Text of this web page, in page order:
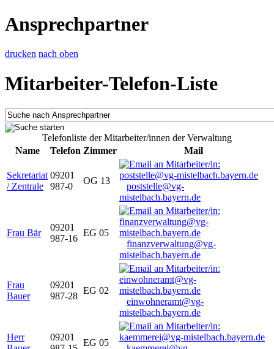
Ansprechpartner
drucken nach oben
Mitarbeiter-Telefon-Liste
Telefonliste der Mitarbeiter/innen der Verwaltung
Name
Telefon Zimmer Mail
Sekretariat
/ Zentrale
09201
987-0
OG 13
poststelle@vg-
mistelbach.bayern.de
Frau Bär
09201
987-16
EG 05
finanzverwaltung@vg-
mistelbach.bayern.de
Frau
Bauer
09201
987-28
EG 02
einwohneramt@vg-
mistelbach.bayern.de
Herr
09201
EG 05